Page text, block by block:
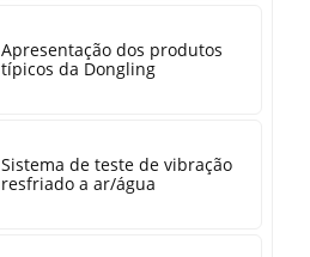
Apresentação dos produtos
típicos da Dongling
Sistema de teste de vibração
resfriado a ar/água